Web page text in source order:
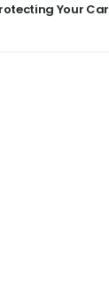
Your Car